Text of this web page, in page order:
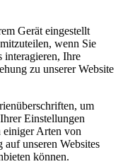
Gerät eingestellt
wenn Sie
interagieren, Ihre
zu unserer Website
um
Einstellungen
einiger Arten von
unseren Websites
können.